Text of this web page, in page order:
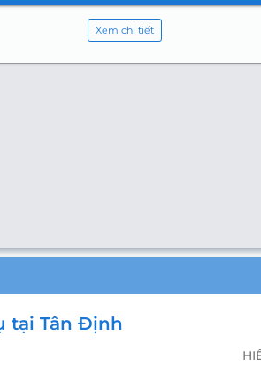
Xem chi tiết
tại Tân Định